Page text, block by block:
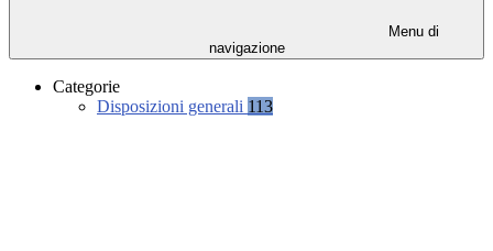
Menu di
navigazione
Categorie
Disposizioni generali 113